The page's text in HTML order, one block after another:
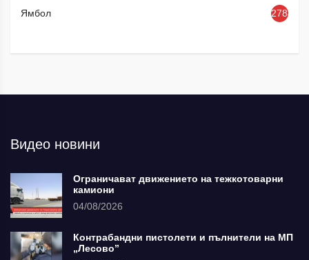
Ямбол 2784
Видео новини
Ограничават движението на тежкотоварни
камиони
04/08/2026
Контрабандни пистолети и пълнители на МП
„Лесово”